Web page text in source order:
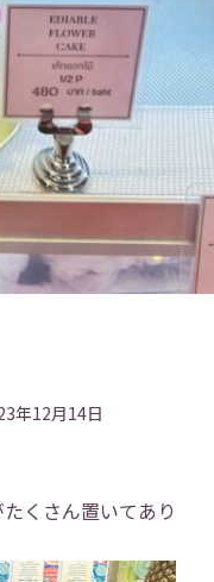
年12月14日
くさん置いてあり